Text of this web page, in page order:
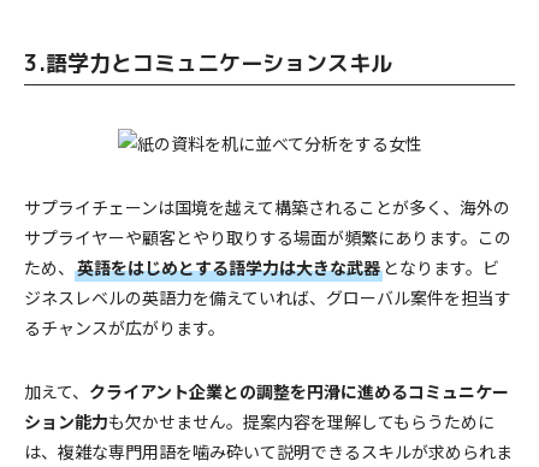
3.語学力とコミュニケーションスキル
サプライチェーンは国境を越えて構築されることが多く、海外の
サプライヤーや顧客とやり取りする場面が頻繁にあります。この
ため、 英語をはじめとする語学力は大きな武器 となります。ビ
ジネスレベルの英語力を備えていれば、グローバル案件を担当す
るチャンスが広がります。
加えて、 クライアント企業との調整を円滑に進めるコミュニケー
ション能力も欠かせません。提案内容を理解してもらうために
は、複雑な専門用語を噛み砕いて説明できるスキルが求められま